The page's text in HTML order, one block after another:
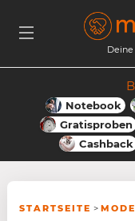
Notebook
Gratisproben
Cashback
STARTSEITE >